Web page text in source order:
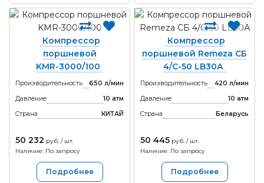
Компрессор
поршневой
KMR-3000/100
Производительность
650 л/мин
Давление
10 атм
Страна
КИТАЙ
50 232 руб. / шт.
Наличие: По запросу
Подробнее
Компрессор
поршневой Remeza СБ
4/С-50 LB30А
Производительность
420 л/мин
Давление
10 атм
Страна
Беларусь
50 445 руб. / шт.
Наличие: По запросу
Подробнее